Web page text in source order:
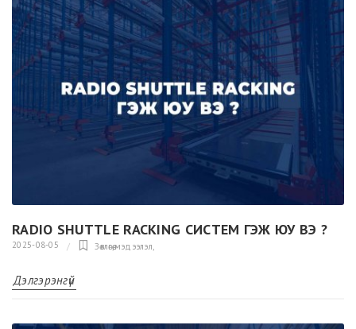
RADIO SHUTTLE RACKING СИСТЕМ ГЭЖ ЮУ ВЭ ?
2025-08-05 Зөвлөгөө,мэдээлэл,
Дэлгэрэнгүй